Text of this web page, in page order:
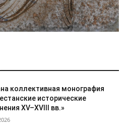
коллективная монография
исторические
XV–XVIII вв.»